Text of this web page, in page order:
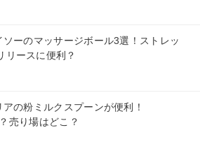
ソーのマッサージボール3選！ストレッ
リースに便利？
の粉ミルクスプーンが便利！
売り場はどこ？